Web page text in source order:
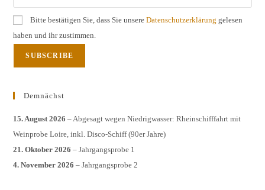
Bitte bestätigen Sie, dass Sie unsereDatenschutzerklärung gelesen
haben und ihr zustimmen.
Demnächst
15. August 2026 – Abgesagt wegen Niedrigwasser: Rheinschifffahrt mit
Weinprobe Loire, inkl. Disco-Schiff (90er Jahre)
21. Oktober 2026 – Jahrgangsprobe 1
4. November 2026 – Jahrgangsprobe 2